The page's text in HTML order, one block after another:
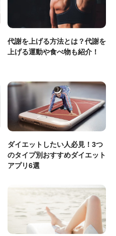
代謝を上げる方法とは？代謝を
上げる運動や食べ物も紹介！
ダイエットしたい人必見！3つ
のタイプ別おすすめダイエット
アプリ6選